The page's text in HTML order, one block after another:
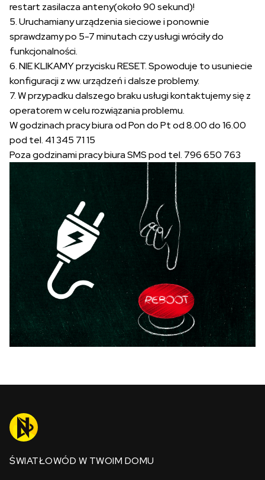
restart zasilacza anteny(około 90 sekund)!
5. Uruchamiany urządzenia sieciowe i ponownie
sprawdzamy po 5-7 minutach czy usługi wróciły do
funkcjonalności.
6. NIE KLIKAMY przycisku RESET. Spowoduje to usuniecie
konfiguracji z ww. urządzeń i dalsze problemy.
7. W przypadku dalszego braku usługi kontaktujemy się z
operatorem w celu rozwiązania problemu.
W godzinach pracy biura od Pon do Pt od 8.00 do 16.00
pod tel. 41 345 71 15
Poza godzinami pracy biura SMS pod tel. 796 650 763
ŚWIATŁOWÓD W TWOIM DOMU